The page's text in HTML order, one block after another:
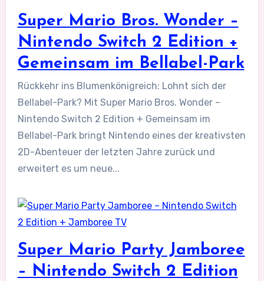
Super Mario Bros. Wonder –
Nintendo Switch 2 Edition +
Gemeinsam im Bellabel-Park
Rückkehr ins Blumenkönigreich: Lohnt sich der
Bellabel-Park? Mit Super Mario Bros. Wonder –
Nintendo Switch 2 Edition + Gemeinsam im
Bellabel-Park bringt Nintendo eines der kreativsten
2D-Abenteuer der letzten Jahre zurück und
erweitert es um neue...
Super Mario Party Jamboree
– Nintendo Switch 2 Edition